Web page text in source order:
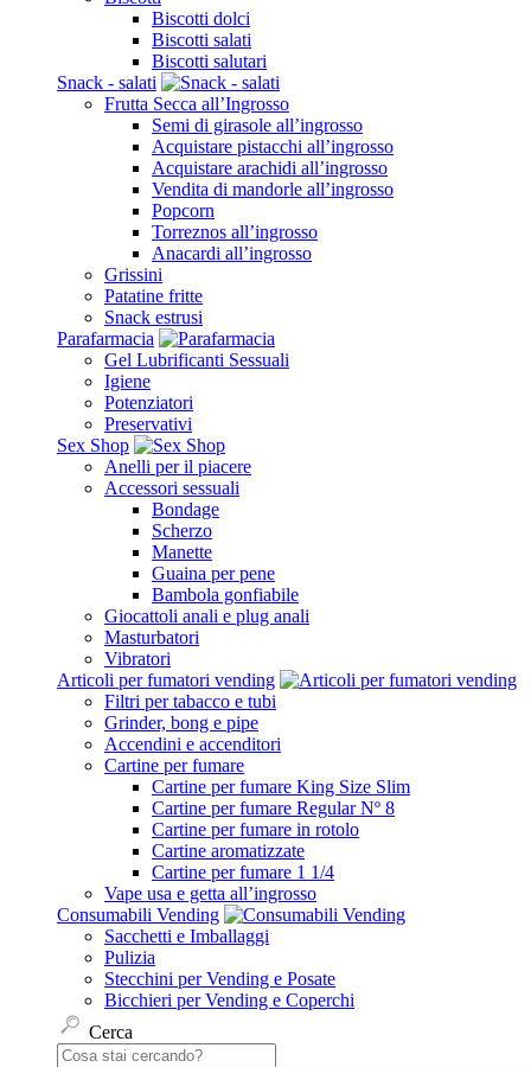
Biscotti dolci
Biscotti salati
Biscotti salutari
Snack - salati
Frutta Secca all’Ingrosso
Semi di girasole all’ingrosso
Acquistare pistacchi all’ingrosso
Acquistare arachidi all’ingrosso
Vendita di mandorle all’ingrosso
Popcorn
Torreznos all’ingrosso
Anacardi all’ingrosso
Grissini
Patatine fritte
Snack estrusi
Parafarmacia
Gel Lubrificanti Sessuali
Igiene
Potenziatori
Preservativi
Sex Shop
Anelli per il piacere
Accessori sessuali
Bondage
Scherzo
Manette
Guaina per pene
Bambola gonfiabile
Giocattoli anali e plug anali
Masturbatori
Vibratori
Articoli per fumatori vending
Filtri per tabacco e tubi
Grinder, bong e pipe
Accendini e accenditori
Cartine per fumare
Cartine per fumare King Size Slim
Cartine per fumare Regular Nº 8
Cartine per fumare in rotolo
Cartine aromatizzate
Cartine per fumare 1 1/4
Vape usa e getta all’ingrosso
Consumabili Vending
Sacchetti e Imballaggi
Pulizia
Stecchini per Vending e Posate
Bicchieri per Vending e Coperchi
Cerca